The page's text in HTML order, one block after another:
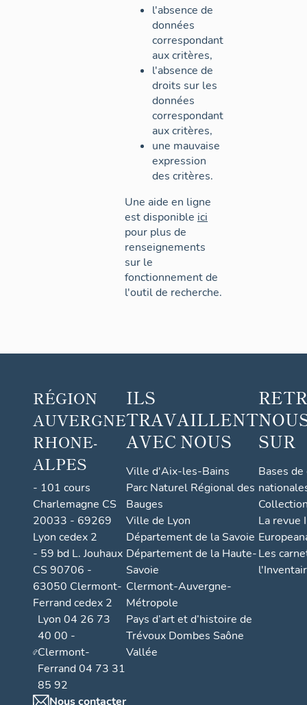
l'absence de
données
correspondant
aux critères,
l'absence de
droits sur les
données
correspondant
aux critères,
une mauvaise
expression
des critères.
Une aide en ligne
est disponible ici
pour plus de
renseignements
sur le
fonctionnement de
l'outil de recherche.
RÉGION
AUVERGNE
RHONE-
ALPES
- 101 cours
Charlemagne CS
20033 - 69269
Lyon cedex 2
- 59 bd L. Jouhaux
CS 90706 -
63050 Clermont-
Ferrand cedex 2
Lyon 04 26 73
40 00 -
Clermont-
Ferrand 04 73 31
85 92
Nous contacter
ILS
TRAVAILLENT
AVEC NOUS
Ville d'Aix-les-Bains
Parc Naturel Régional des
Bauges
Ville de Lyon
Département de la Savoie
Département de la Haute-
Savoie
Clermont-Auvergne-
Métropole
Pays d’art et d’histoire de
Trévoux Dombes Saône
Vallée
SUR
Bases
La revue
Les